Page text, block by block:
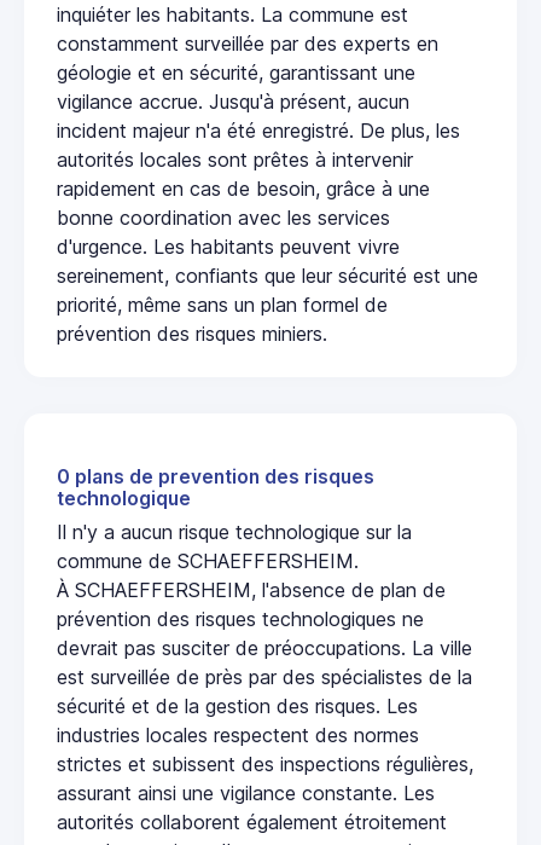
inquiéter les habitants. La commune est
constamment surveillée par des experts en
géologie et en sécurité, garantissant une
vigilance accrue. Jusqu'à présent, aucun
incident majeur n'a été enregistré. De plus, les
autorités locales sont prêtes à intervenir
rapidement en cas de besoin, grâce à une
bonne coordination avec les services
d'urgence. Les habitants peuvent vivre
sereinement, confiants que leur sécurité est une
priorité, même sans un plan formel de
prévention des risques miniers.
0 plans de prevention des risques
technologique
Il n'y a aucun risque technologique sur la
commune de SCHAEFFERSHEIM.
À SCHAEFFERSHEIM, l'absence de plan de
prévention des risques technologiques ne
devrait pas susciter de préoccupations. La ville
est surveillée de près par des spécialistes de la
sécurité et de la gestion des risques. Les
industries locales respectent des normes
strictes et subissent des inspections régulières,
assurant ainsi une vigilance constante. Les
autorités collaborent également étroitement